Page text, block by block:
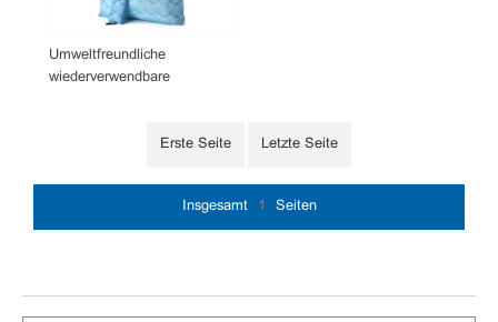
Umweltfreundliche
wiederverwendbare
Erste Seite
Letzte Seite
Insgesamt 1 Seiten